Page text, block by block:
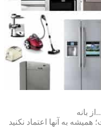
بانه
به آنها اعتماد نکنید